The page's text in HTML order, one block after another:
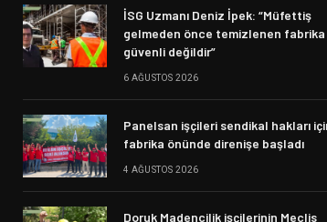
İSG Uzmanı Deniz İpek: “Müfettiş
gelmeden önce temizlenen fabrika
güvenli değildir”
6 AĞUSTOS 2026
Panelsan işçileri sendikal hakları
fabrika önünde direnişe başladı
4 AĞUSTOS 2026
Doruk Madencilik işçilerinin Meclis